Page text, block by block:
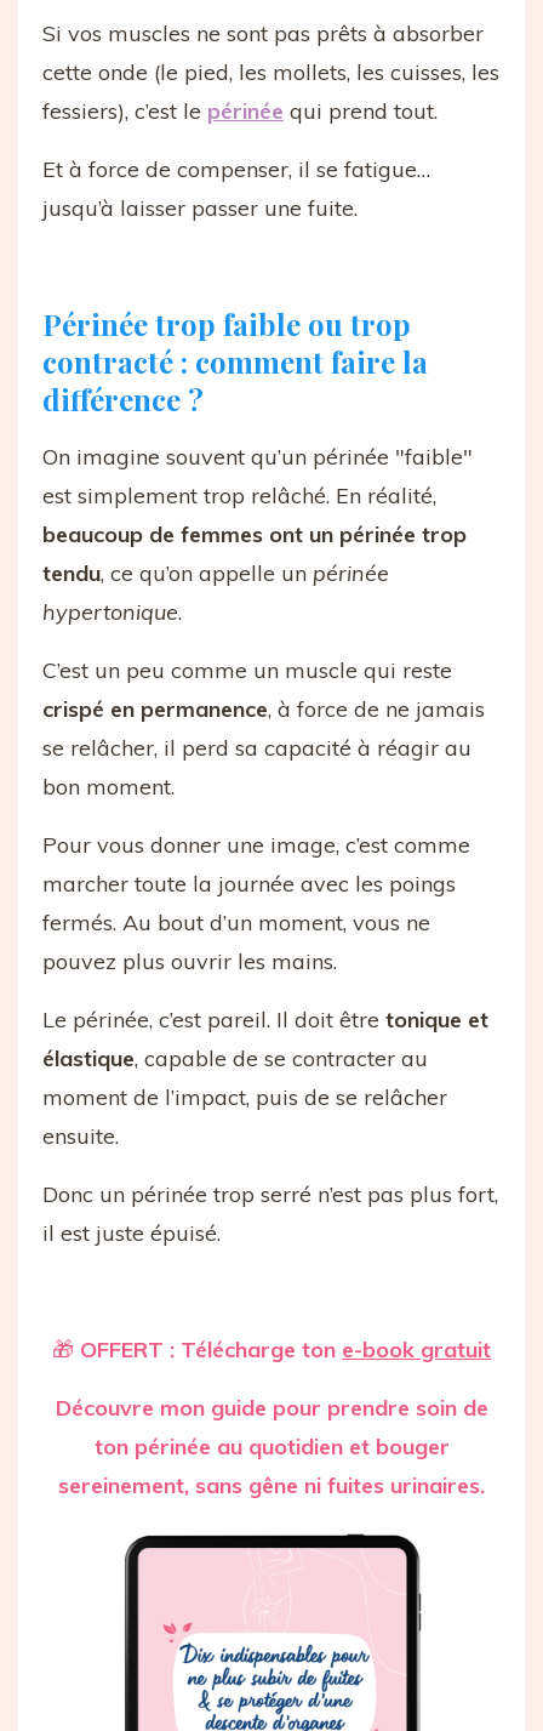
Si vos muscles ne sont pas prêts à absorber
cette onde (le pied, les mollets, les cuisses, les
fessiers), c’est le périnée qui prend tout.
Et à force de compenser, il se fatigue…
jusqu’à laisser passer une fuite.
Périnée trop faible ou trop
contracté : comment faire la
différence ?
On imagine souvent qu’un périnée "faible"
est simplement trop relâché. En réalité,
beaucoup de femmes ont un périnée trop
tendu, ce qu’on appelle un périnée
hypertonique.
C’est un peu comme un muscle qui reste
crispé en permanence, à force de ne jamais
se relâcher, il perd sa capacité à réagir au
bon moment.
Pour vous donner une image, c’est comme
marcher toute la journée avec les poings
fermés. Au bout d’un moment, vous ne
pouvez plus ouvrir les mains.
Le périnée, c’est pareil. Il doit être tonique et
élastique, capable de se contracter au
moment de l’impact, puis de se relâcher
ensuite.
Donc un périnée trop serré n’est pas plus fort,
il est juste épuisé.
🎁 OFFERT : Télécharge ton e-book gratuit
Découvre mon guide pour prendre soin de
ton périnée au quotidien et bouger
sereinement, sans gêne ni fuites urinaires.